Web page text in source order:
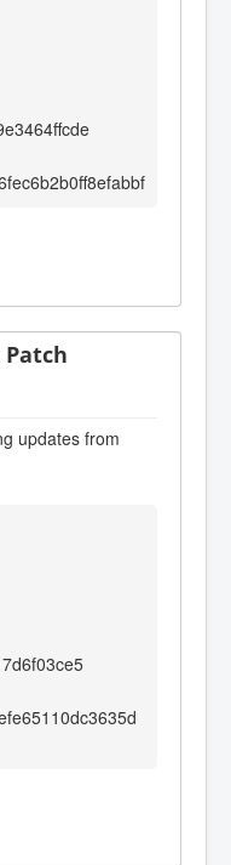
Patch
updates from